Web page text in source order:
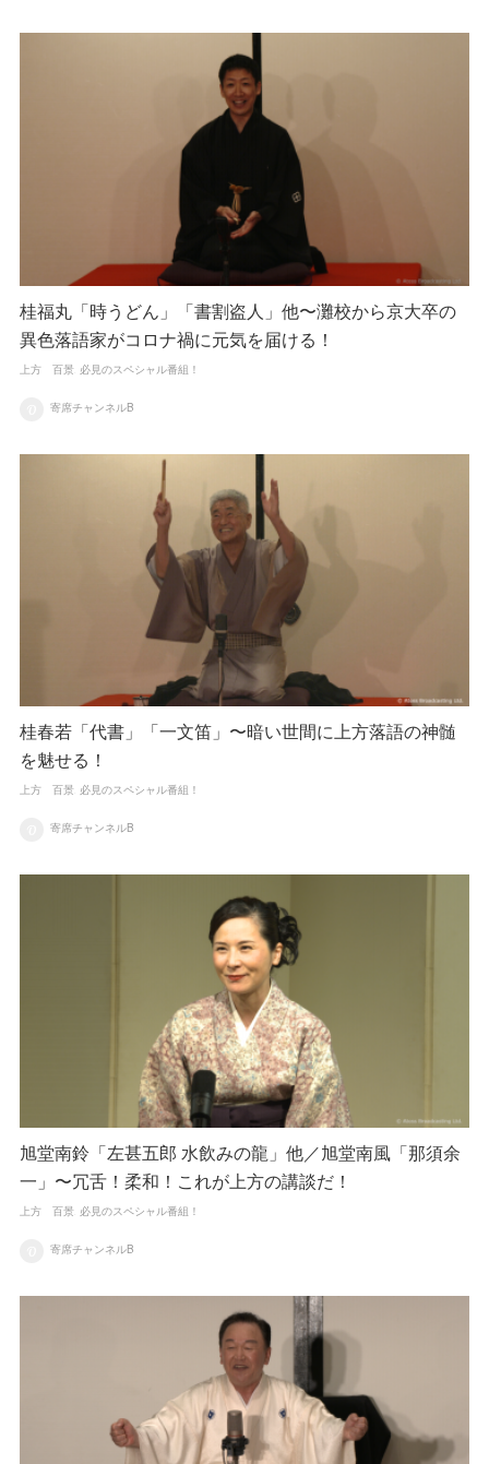
桂福丸「時うどん」「書割盗人」他〜灘校から京大卒の
異色落語家がコロナ禍に元気を届ける！
上方 百景 必見のスペシャル番組！
寄席チャンネルB
桂春若「代書」「一文笛」〜暗い世間に上方落語の神髄
を魅せる！
上方 百景 必見のスペシャル番組！
寄席チャンネルB
旭堂南鈴「左甚五郎 水飲みの龍」他／旭堂南風「那須余
一」〜冗舌！柔和！これが上方の講談だ！
上方 百景 必見のスペシャル番組！
寄席チャンネルB